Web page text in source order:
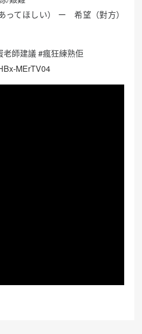
ってほしい） ー 希望（對方）
師建議 #瘋狂練熟佢
MErTV04